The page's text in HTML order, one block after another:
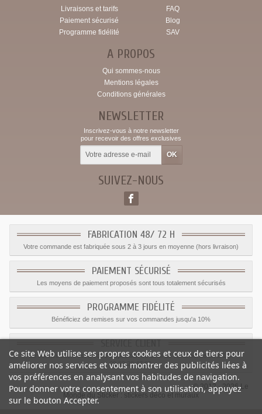
Livraisons et tarifs
Paiement sécurisé
Programme fidélité
FAQ
Blog
SAV
A PROPOS
Qui sommes-nous
Mentions légales
Conditions générales
NEWSLETTER
Inscrivez-vous à notre newsletter
pour recevoir des offres exclusives
SUIVEZ-NOUS
FABRICATION 48/ 72 H
Votre commande est fabriquée sous 2 à 3 jours en moyenne (hors livraison)
PAIEMENT SÉCURISÉ
Les moyens de paiement proposés sont tous totalement sécurisés
PROGRAMME FIDÉLITÉ
Bénéficiez de remises sur vos commandes jusqu'a 10%
Le service client est a votre disposition du lundi au vendredi de 8h à 17h
09.82.28.47.69.
© 2012 - 2026 Le
Monde du Sticker :
stickers déco et muraux
Ce site Web utilise ses propres cookies et ceux de tiers pour
améliorer nos services et vous montrer des publicités liées à
vos préférences en analysant vos habitudes de navigation.
Pour donner votre consentement à son utilisation, appuyez
sur le bouton Accepter.